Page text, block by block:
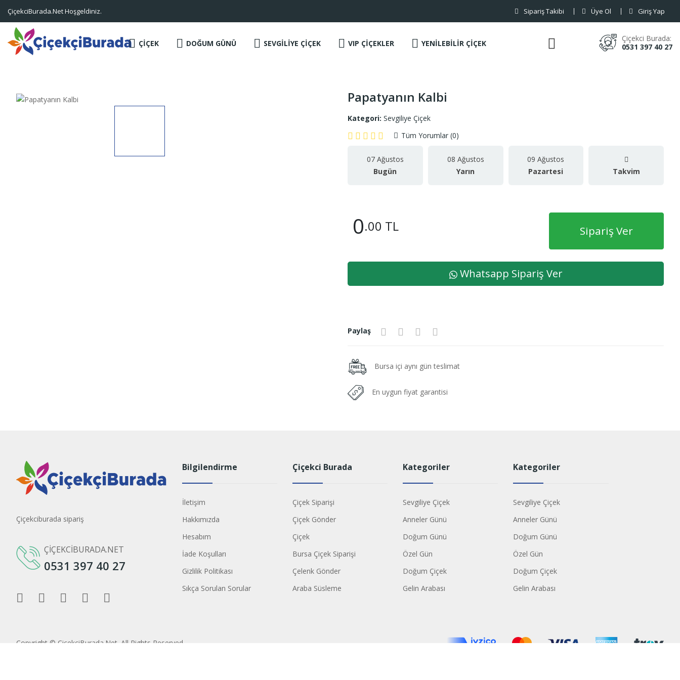
ÇiçekciBurada.Net Hoşgeldiniz. Sipariş Takibi Üye Ol Giriş Yap
ÇİÇEK DOĞUM GÜNÜ SEVGİLİYE ÇİÇEK VIP ÇİÇEKLER YENİLEBİLİR ÇİÇEK
Çiçekci Burada:
0531 397 40 27
Papatyanın Kalbi
Kategori: Sevgiliye Çiçek
Tüm Yorumlar (0)
07 Ağustos
Bugün
08 Ağustos
Yarın
09 Ağustos
Pazartesi
Takvim
0.00 TL Sipariş Ver
Whatsapp Sipariş Ver
Paylaş
Bursa içi aynı gün teslimat
En uygun fiyat garantisi
Çiçekciburada sipariş
ÇIÇEKCIBURADA.NET
0531 397 40 27
Bilgilendirme
İletişim
Hakkımızda
Hesabım
İade Koşulları
Gizlilik Politikası
Sıkça Sorulan Sorular
Çiçekci Burada
Çiçek Siparişi
Çiçek Gönder
Çiçek
Bursa Çiçek Siparişi
Çelenk Gönder
Araba Süsleme
Kategoriler
Sevgiliye Çiçek
Anneler Günü
Doğum Günü
Özel Gün
Doğum Çiçek
Gelin Arabası
Kategoriler
Sevgiliye Çiçek
Anneler Günü
Doğum Günü
Özel Gün
Doğum Çiçek
Gelin Arabası
Copyright © ÇiçekciBurada.Net . All Rights Reserved